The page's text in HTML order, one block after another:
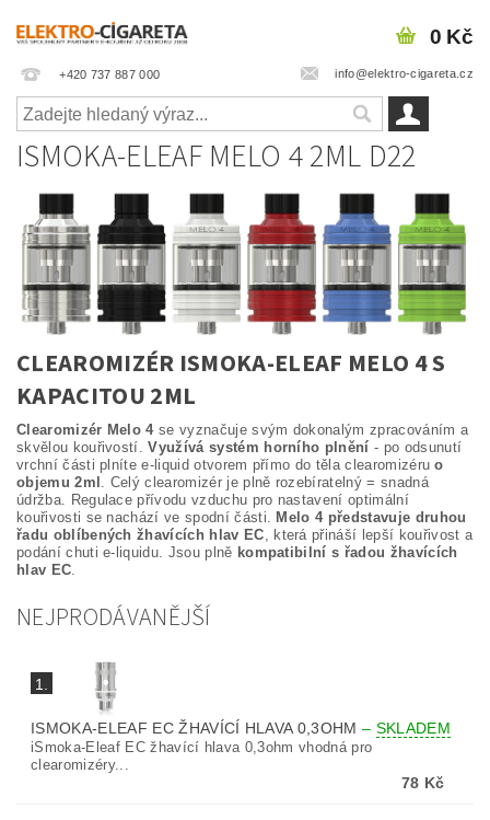
+420 737 887 000 info@elektro-cigareta.cz
0 Kč
ISMOKA-ELEAF MELO 4 2ML D22
CLEAROMIZÉR ISMOKA-ELEAF MELO 4 S
KAPACITOU 2ML
Clearomizér Melo 4se vyznačuje svým dokonalým zpracováním a
skvělou kouřivostí.Využívá systém horního plnění - po odsunutí
vrchní části plníte e-liquid otvorem přímo do těla clearomizéruo
objemu 2ml . Celý clearomizér je plně rozebíratelný = snadná
údržba. Regulace přívodu vzduchu pro nastavení optimální
kouřivosti se nachází ve spodní části. Melo 4 představuje druhou
řadu oblíbených žhavících hlav EC , která přináší lepší kouřivost a
podání chuti e-liquidu. Jsou plně kompatibilní s řadou žhavících
hlav EC
NEJPRODÁVANĚJŠÍ
1.
ISMOKA-ELEAF EC ŽHAVÍCÍ HLAVA 0,3OHM – SKLADEM
iSmoka-Eleaf EC žhavící hlava 0,3ohm vhodná pro
clearomizéry...
78 Kč